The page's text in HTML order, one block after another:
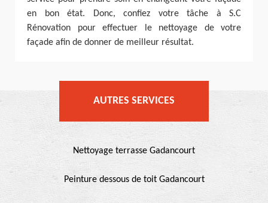
en bon état. Donc, confiez votre tâche à S.C
Rénovation pour effectuer le nettoyage de votre
façade afin de donner de meilleur résultat.
AUTRES SERVICES
Nettoyage terrasse Gadancourt
Peinture dessous de toit Gadancourt